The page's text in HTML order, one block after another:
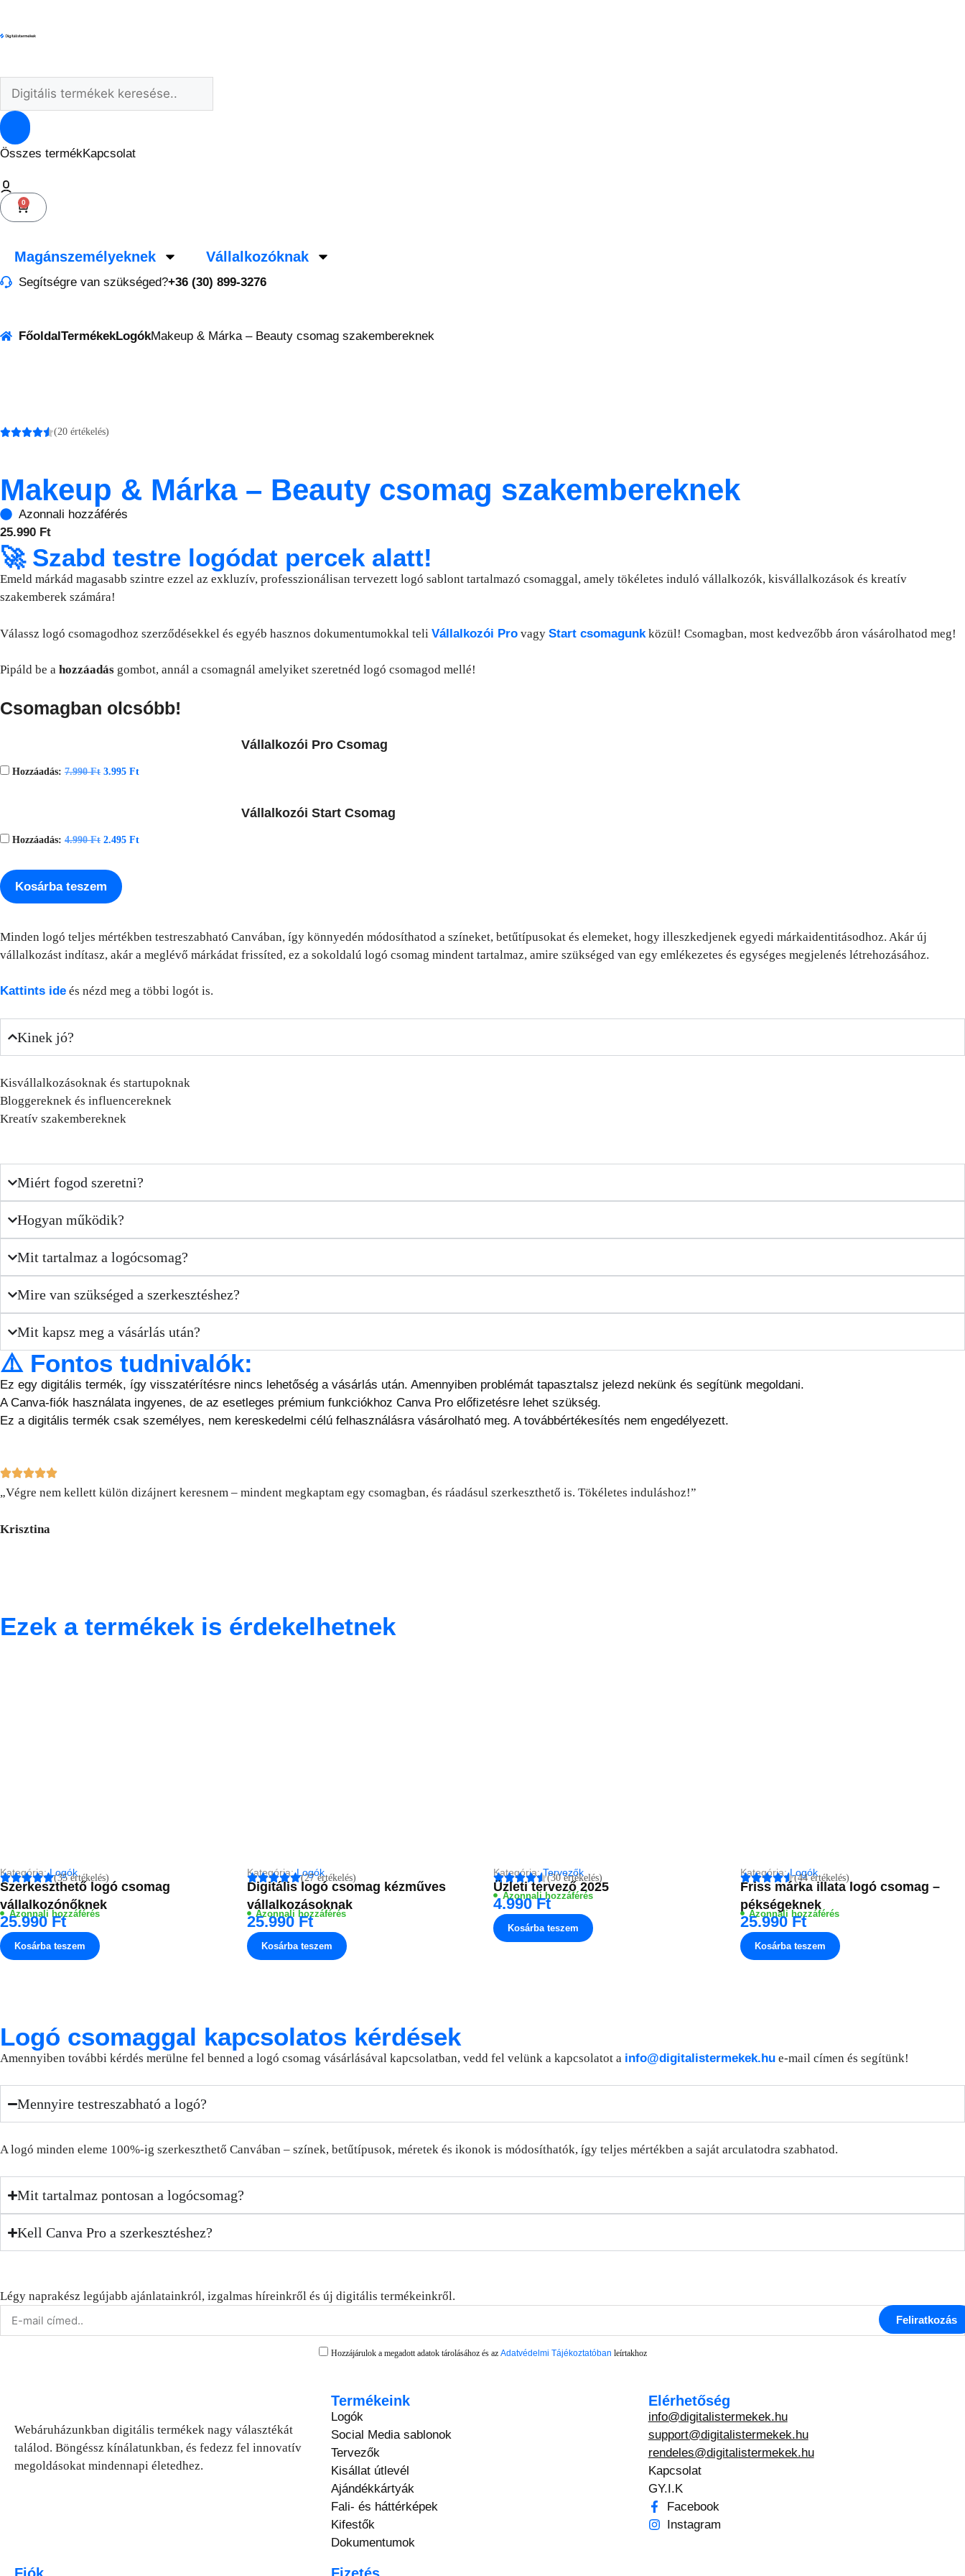
Összes termékKapcsolat
0
Magánszemélyeknek Vállalkozóknak
Segítségre van szükséged?+36 (30) 899-3276
FőoldalTermékekLogókMakeup & Márka – Beauty csomag szakembereknek
(20 értékelés)
Makeup & Márka – Beauty csomag szakembereknek
Azonnali hozzáférés
25.990 Ft
🚀 Szabd testre logódat percek alatt!
Emeld márkád magasabb szintre ezzel az exkluzív, professzionálisan tervezett logó sablont tartalmazó csomaggal, amely tökéletes induló vállalkozók, kisvállalkozások és kreatív
szakemberek számára!
Válassz logó csomagodhoz szerződésekkel és egyéb hasznos dokumentumokkal teli Vállalkozói Pro vagy Start csomagunk közül! Csomagban, most kedvezőbb áron vásárolhatod meg!
Pipáld be a hozzáadás gombot, annál a csomagnál amelyiket szeretnéd logó csomagod mellé!
Csomagban olcsóbb!
Vállalkozói Pro Csomag
Hozzáadás: 7.990Ft 3.995 Ft
Vállalkozói Start Csomag
Hozzáadás: 4.990Ft 2.495 Ft
Kosárba teszem
Minden logó teljes mértékben testreszabható Canvában, így könnyedén módosíthatod a színeket, betűtípusokat és elemeket, hogy illeszkedjenek egyedi márkaidentitásodhoz. Akár új
vállalkozást indítasz, akár a meglévő márkádat frissíted, ez a sokoldalú logó csomag mindent tartalmaz, amire szükséged van egy emlékezetes és egységes megjelenés létrehozásához.
Kattints ide és nézd meg a többi logót is.
Kinek jó?
Kisvállalkozásoknak és startupoknak
Bloggereknek és influencereknek
Kreatív szakembereknek
Miért fogod szeretni?
Hogyan működik?
Mit tartalmaz a logócsomag?
Mire van szükséged a szerkesztéshez?
Mit kapsz meg a vásárlás után?
⚠️ Fontos tudnivalók:
Ez egy digitális termék, így visszatérítésre nincs lehetőség a vásárlás után. Amennyiben problémát tapasztalsz jelezd nekünk és segítünk megoldani.
A Canva-fiók használata ingyenes, de az esetleges prémium funkciókhoz Canva Pro előfizetésre lehet szükség.
Ez a digitális termék csak személyes, nem kereskedelmi célú felhasználásra vásárolható meg. A továbbértékesítés nem engedélyezett.
„Végre nem kellett külön dizájnert keresnem – mindent megkaptam egy csomagban, és ráadásul szerkeszthető is. Tökéletes induláshoz!”
Krisztina
Ezek a termékek is érdekelhetnek
Kategória:Logók
(35 értékelés)
Szerkeszthető logó csomag
vállalkozónőknek
Azonnali hozzáférés
25.990 Ft
Kosárba teszem
Kategória:Logók
(27 értékelés)
Digitális logó csomag kézműves
vállalkozásoknak
Azonnali hozzáférés
25.990 Ft
Kosárba teszem
Kategória:Tervezők
(30 értékelés)
Üzleti tervező 2025
Azonnali hozzáférés
4.990Ft
Kosárba teszem
Kategória:Logók
(44 értékelés)
Friss márka illata logó csomag –
pékségeknek
Azonnali hozzáférés
25.990 Ft
Kosárba teszem
Logó csomaggal kapcsolatos kérdések
Amennyiben további kérdés merülne fel benned a logó csomag vásárlásával kapcsolatban, vedd fel velünk a kapcsolatot a info@digitalistermekek.hu e-mail címen és segítünk!
Mennyire testreszabható a logó?
A logó minden eleme 100%-ig szerkeszthető Canvában – színek, betűtípusok, méretek és ikonok is módosíthatók, így teljes mértékben a saját arculatodra szabhatod.
Mit tartalmaz pontosan a logócsomag?
Kell Canva Pro a szerkesztéshez?
Légy naprakész legújabb ajánlatainkról, izgalmas híreinkről és új digitális termékeinkről.
Hozzájárulok a megadott adatok tárolásához és az Adatvédelmi Tájékoztatóban leírtakhoz
Feliratkozás
Webáruházunkban digitális termékek nagy választékát
találod. Böngéssz kínálatunkban, és fedezz fel innovatív
megoldásokat mindennapi életedhez.
Termékeink
Logók
Social Media sablonok
Tervezők
Kisállat útlevél
Ajándékkártyák
Fali- és háttérképek
Kifestők
Dokumentumok
Elérhetőség
info@digitalistermekek.hu
support@digitalistermekek.hu
rendeles@digitalistermekek.hu
Kapcsolat
GY.I.K
Facebook
Instagram